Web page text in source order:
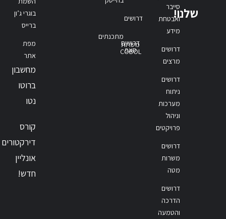
שלנו!סייבר
ואבטחת
מידע
דרושים
מרצים
דרושים
ניתוח
מערכות
וניהול
פרויקטים
דרושים
משרות
מטה
דרושים
הדרכה
והטמעה
דרושים
מתכנתים
דרושים
סאפ
משרות
COBOL
בוגרי ג’ון
ברייס
מפת
אתר
מחשבון
ברוטו
נטו
קורס
דירקטורים
אונליין
חדש!